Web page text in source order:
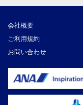
会社概要
ご利用規約
お問い合わせ